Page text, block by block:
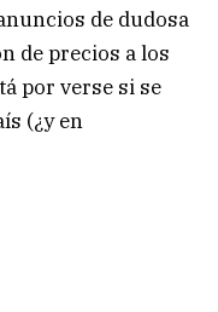
de dudosa
de precios a los
por verse si se
(¿y en